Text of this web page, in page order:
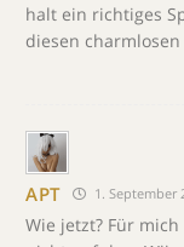
halt ein richtiges
diesen
APT 1. September
Wie jetzt? Für